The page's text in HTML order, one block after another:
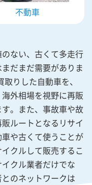
不動車
ない、古くて多走行
だまだ需要がありま
りした自動車を、
外相場を視野に再販
。また、事故車や故
ルートとなるリサイ
や古くて使うことが
クルして販売するこ
クル業者だけでな
のネットワークは